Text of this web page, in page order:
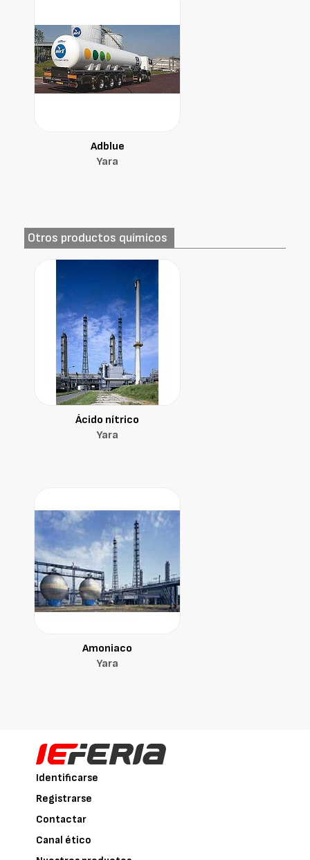
Adblue
Yara
Otros productos químicos
Ácido nítrico
Yara
Amoniaco
Yara
Identificarse
Registrarse
Contactar
Canal ético